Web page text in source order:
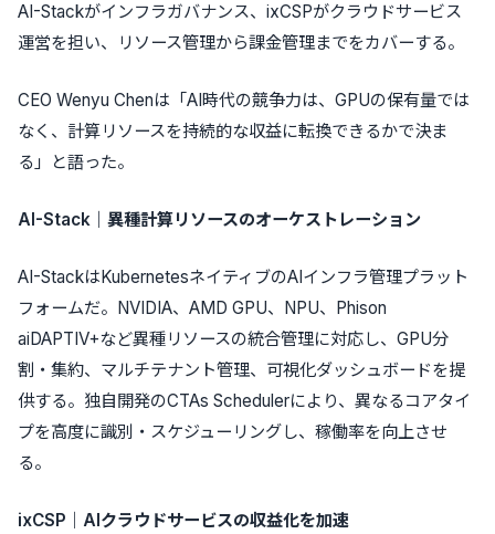
AI-Stackがインフラガバナンス、ixCSPがクラウドサービス
運営を担い、リソース管理から課金管理までをカバーする。
CEO Wenyu Chenは「AI時代の競争力は、GPUの保有量では
なく、計算リソースを持続的な収益に転換できるかで決ま
る」と語った。
AI-Stack｜異種計算リソースのオーケストレーション
AI-StackはKubernetesネイティブのAIインフラ管理プラット
フォームだ。NVIDIA、AMD GPU、NPU、Phison
aiDAPTIV+など異種リソースの統合管理に対応し、GPU分
割・集約、マルチテナント管理、可視化ダッシュボードを提
供する。独自開発のCTAs Schedulerにより、異なるコアタイ
プを高度に識別・スケジューリングし、稼働率を向上させ
る。
ixCSP｜AIクラウドサービスの収益化を加速